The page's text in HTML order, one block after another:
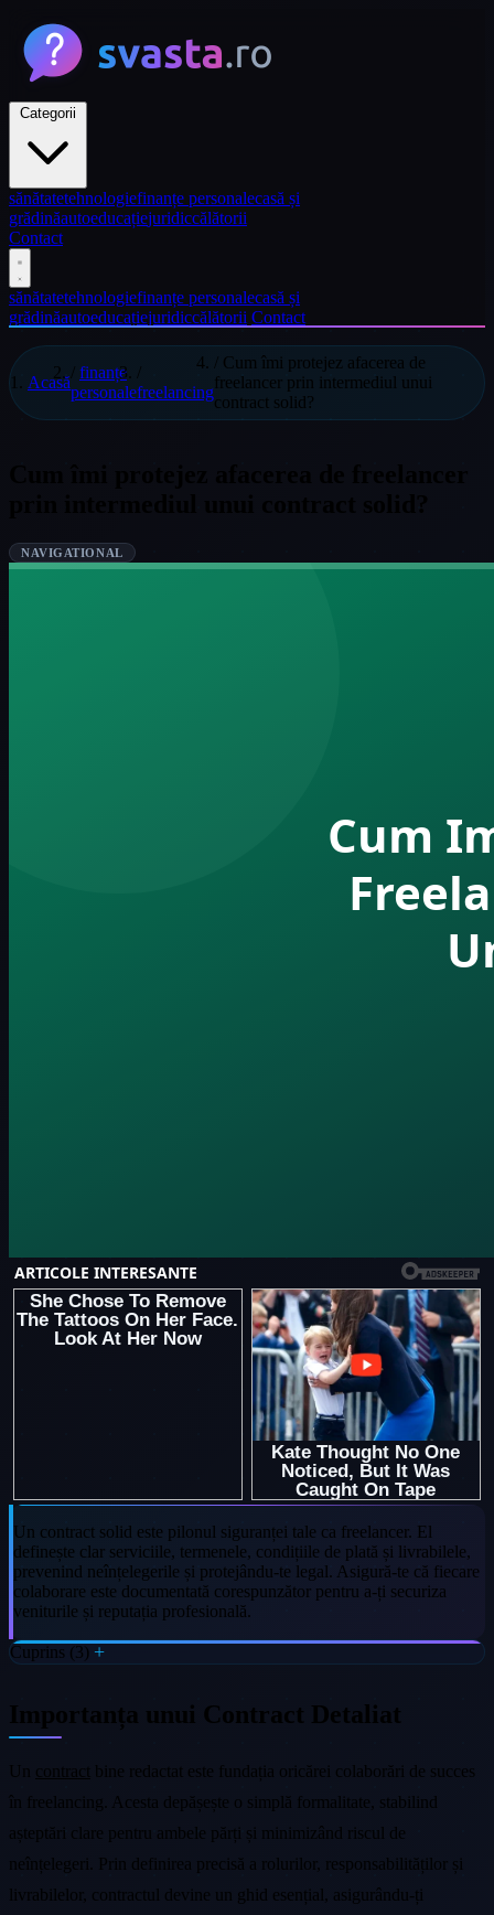
sănătatetehnologiefinanțe personalecasă și
grădinăautoeducațiejuridiccălătorii
Contact
sănătatetehnologiefinanțe personalecasă și
grădinăautoeducațiejuridiccălătorii Contact
Acasă
finanțe
personalefreelancing
/ Cum îmi protejez afacerea de
freelancer prin intermediul unui
contract solid?
Cum îmi protejez afacerea de freelancer
prin intermediul unui contract solid?
NAVIGATIONAL
Un contract solid este pilonul siguranței tale ca freelancer. El
definește clar serviciile, termenele, condițiile de plată și livrabilele,
prevenind neînțelegerile și protejându-te legal. Asigură-te că fiecare
colaborare este documentată corespunzător pentru a-ți securiza
veniturile și reputația profesională.
Cuprins (3)
Importanța unui Contract Detaliat
Un contract bine redactat este fundația oricărei colaborări de succes
în freelancing. Acesta depășește o simplă formalitate, stabilind
așteptări clare pentru ambele părți și minimizând riscul de
neînțelegeri. Prin definirea precisă a rolurilor, responsabilităților și
livrabilelor, contractul devine un ghid esențial, asigurându-ți